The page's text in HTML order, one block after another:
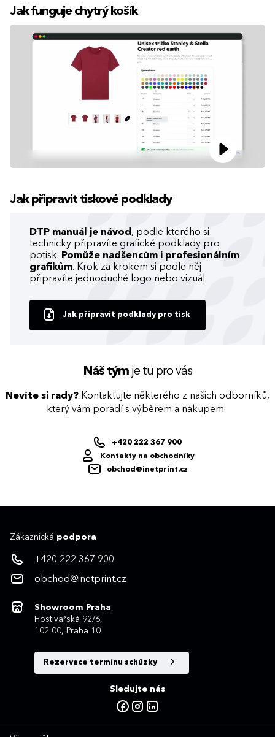
Jak funguje chytrý košík
Jak připravit tiskové podklady
DTP manuál je návod , podle kterého si
technicky připravíte grafické podklady pro
potisk. Pomůže nadšencům i profesionálním
grafikům. Krok za krokem si podle něj
připravíte jednoduché logo nebo vizuál.
Jak připravit podklady pro tisk
Náš týmje tu pro vás
Nevíte si rady? Kontaktujte některého z našich odborníků,
který vám poradí s výběrem a nákupem.
+420 222 367 900
Kontakty na obchodníky
obchod@inetprint.cz
Zákaznická podpora
+420 222 367 900
obchod@inetprint.cz
Showroom Praha
Hostivařská 92/6,
102 00, Praha 10
Rezervace termínu schůzky
Sledujte nás